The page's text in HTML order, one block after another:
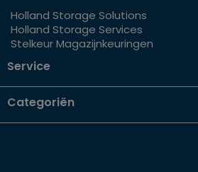
Holland Storage Solutions
Holland Storage Services
Stelkeur Magazijnkeuringen
Service
Categoriën